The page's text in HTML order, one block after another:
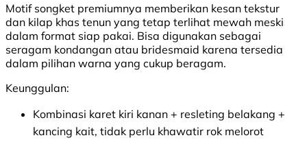
Motif songket premiumnya memberikan kesan tekstur
dan kilap khas tenun yang tetap terlihat mewah meski
dalam format siap pakai. Bisa digunakan sebagai
seragam kondangan atau bridesmaid karena tersedia
dalam pilihan warna yang cukup beragam.
Keunggulan:
Kombinasi karet kiri kanan + resleting belakang +
kancing kait, tidak perlu khawatir rok melorot